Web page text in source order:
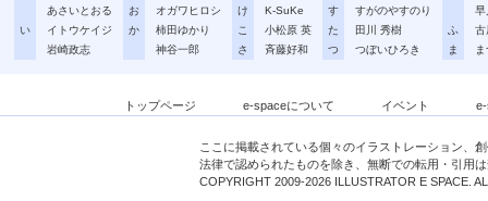
あさいとおる
い
イトウケイジ
岩崎政志
お
オガワヒロシ
か
柿田ゆかり
神谷一郎
け
K-SuKe
こ
小松原 英
さ
斉藤好和
す
すがのやすのり
た
田川 秀樹
つ
つぼいひろき
早
ふ
古
ま
トップページ e-spaceについて イベント
ここに掲載されている個々のイラストレーション、
法律で認められたものを除き、無断での転用・引用
COPYRIGHT 2009-2026 ILLUSTRATOR E SPACE.